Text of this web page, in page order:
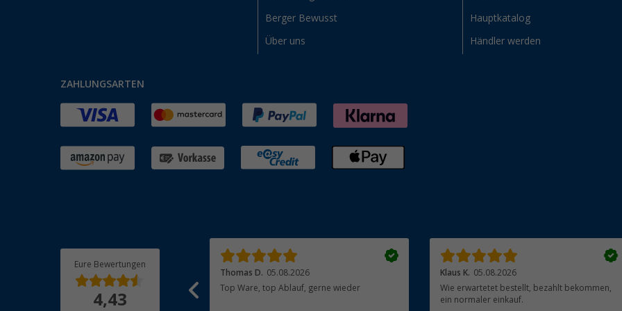
Berger Bewusst
Über uns
Hauptkatalog
Händler werden
ZAHLUNGSARTEN
Eure Bewertungen
4,43
Tolle Online Bestellung, schnelle Lieferung,
Thomas D. 05.08.2026
Top Ware, top Ablauf, gerne wieder
Klaus K. 05.08.2026
Wie erwartetet bestellt, bezahlt bekommen,
ein normaler einkauf.